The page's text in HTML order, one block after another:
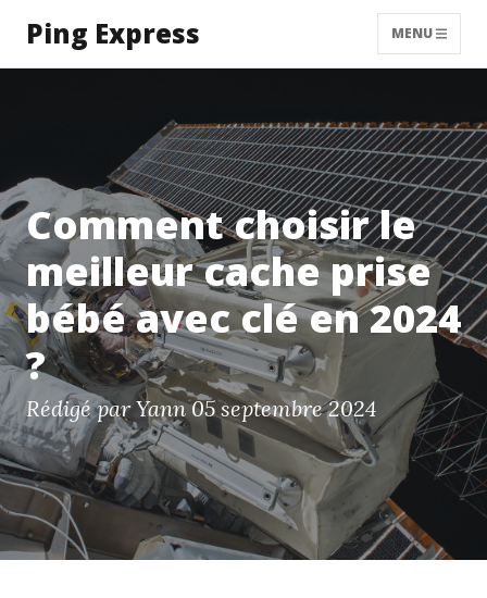
Ping Express MENU
Comment choisir le
meilleur cache prise
bébé avec clé en 2024
?
Rédigé par Yann05 septembre 2024